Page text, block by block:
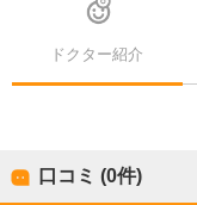
ドクター紹介
口コミ (0件)